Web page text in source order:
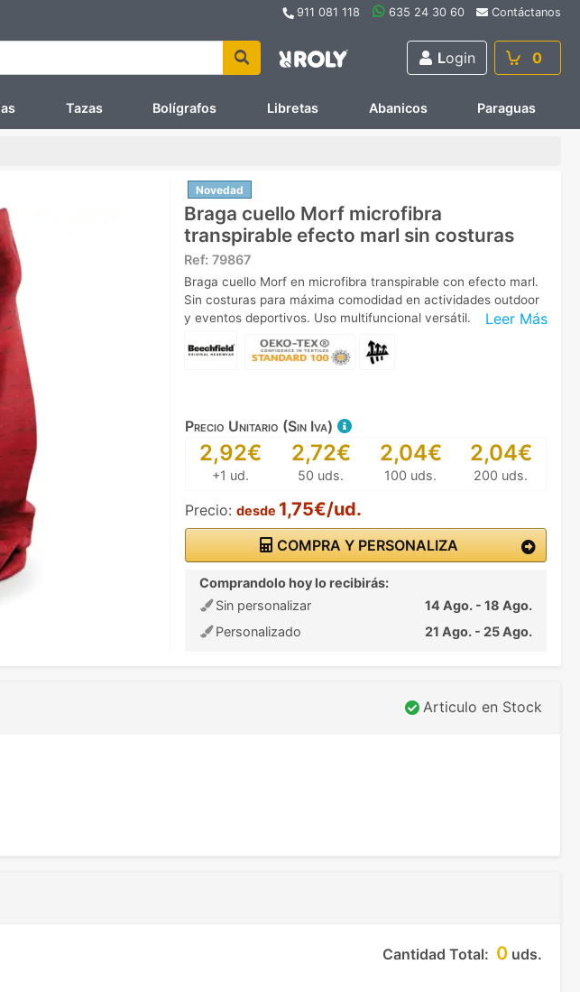
911 081 118 635 24 30 60 Contáctanos
Login 0
Tazas Bolígrafos Libretas Abanicos Paraguas
Novedad
Braga cuello Morf microfibra
transpirable efecto marl sin costuras
Ref: 79867
Leer Más
Braga cuello Morf en microfibra transpirable con efecto marl.
Sin costuras para máxima comodidad en actividades outdoor
y eventos deportivos. Uso multifuncional versátil.
Precio Unitario (Sin Iva)
2,92€
+1 ud.
2,72€
50 uds.
2,04€
100 uds.
2,04€
200 uds.
Precio: desde 1,75€/ud.
COMPRA Y PERSONALIZA
Comprandolo hoy lo recibirás:
Sin personalizar
14 Ago. - 18 Ago.
Personalizado
21 Ago. - 25 Ago.
Articulo en Stock
Cantidad Total: 0 uds.